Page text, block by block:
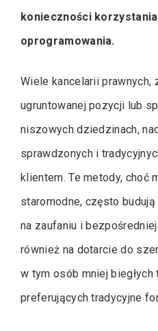
konieczności
oprogramowania.
Wiele kancelarii prawnych,
ugruntowanej pozycji lub
niszowych dziedzinach,
sprawdzonych i
klientem. Te metody, choć
staromodne, często
na zaufaniu i
również na dotarcie do
w tym osób mniej
preferujących tradycyjne